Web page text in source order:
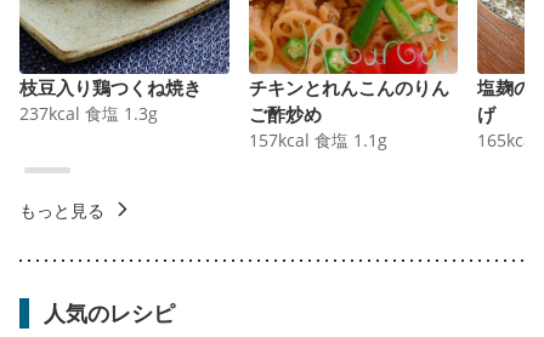
枝豆入り鶏つくね焼き
237kcal 食塩 1.3g
チキンとれんこんのりん
ご酢炒め
157kcal 食塩 1.1 g
塩麹の
げ
165kcal
もっと見る
人気のレシピ